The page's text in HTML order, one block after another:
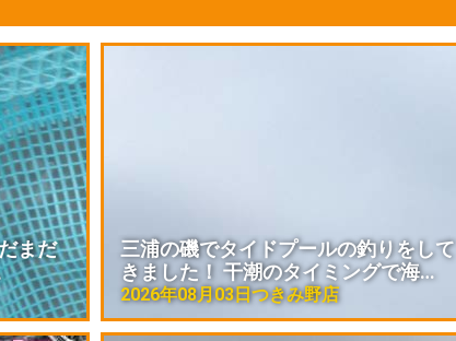
まだ
三浦の磯でタイドプールの釣りをして
きました！ 干潮のタイミングで海…
2026年08月03日つきみ野店